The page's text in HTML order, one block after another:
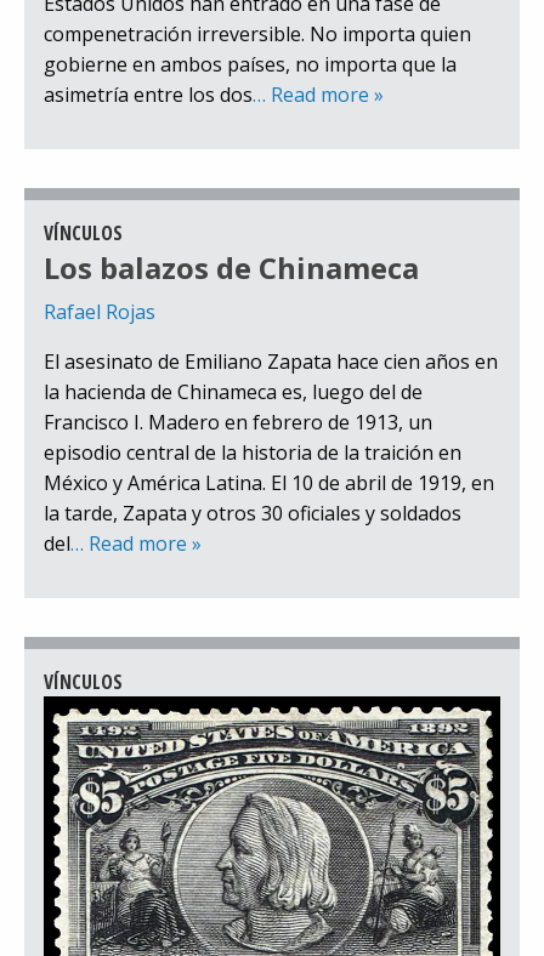
compenetración irreversible. No importa quien
gobierne en ambos países, no importa que la
asimetría entre los dos… Read more »
VÍNCULOS
Los balazos de Chinameca
Rafael Rojas
El asesinato de Emiliano Zapata hace cien años en
la hacienda de Chinameca es, luego del de
Francisco I. Madero en febrero de 1913, un
episodio central de la historia de la traición en
México y América Latina. El 10 de abril de 1919, en
la tarde, Zapata y otros 30 oficiales y soldados
del… Read more »
VÍNCULOS